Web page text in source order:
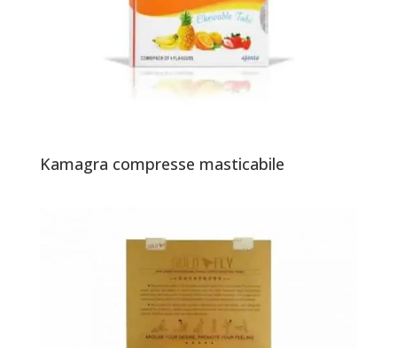
Kamagra compresse masticabile